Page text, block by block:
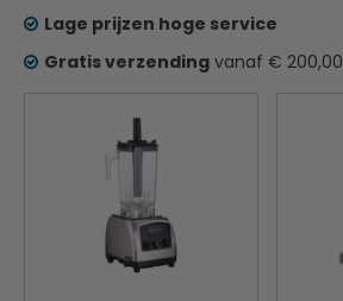
Lage prijzen hoge service
Gratis verzending vanaf € 200,00